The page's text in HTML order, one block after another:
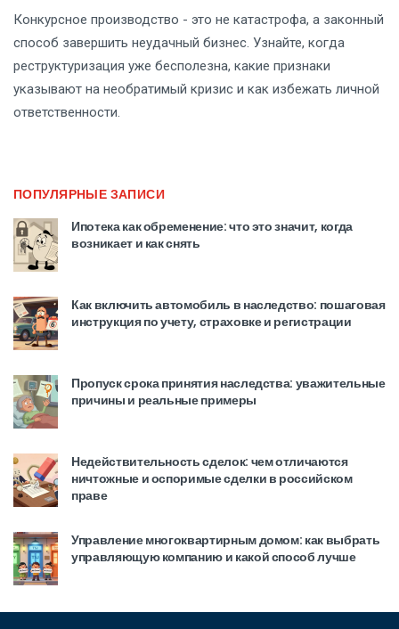
Конкурсное производство - это не катастрофа, а законный
способ завершить неудачный бизнес. Узнайте, когда
реструктуризация уже бесполезна, какие признаки
указывают на необратимый кризис и как избежать личной
ответственности.
ПОПУЛЯРНЫЕ ЗАПИСИ
Ипотека как обременение: что это значит, когда
возникает и как снять
Как включить автомобиль в наследство: пошаговая
инструкция по учету, страховке и регистрации
Пропуск срока принятия наследства: уважительные
причины и реальные примеры
Недействительность сделок: чем отличаются
ничтожные и оспоримые сделки в российском
праве
Управление многоквартирным домом: как выбрать
управляющую компанию и какой способ лучше